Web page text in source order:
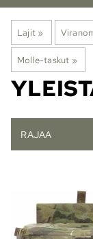
Lajit ‪»
Molle-taskut ‪»
RAJAA